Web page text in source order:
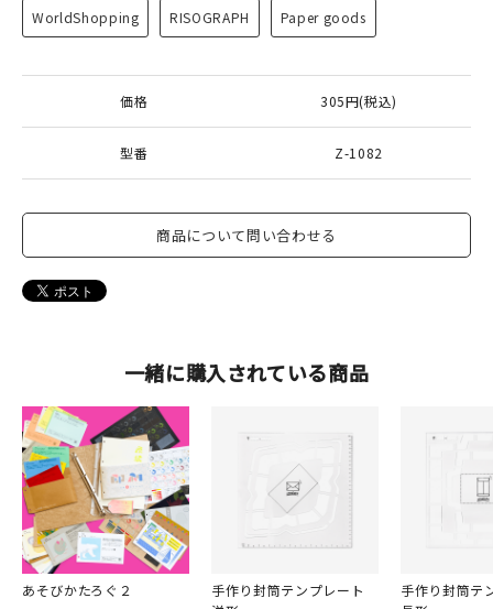
よくある質問
WorldShopping RISOGRAPH Paper goods
価格 305円(税込)
型番 Z-1082
商品について問い合わせる
一緒に購入されている商品
あそびかたろぐ２
手作り封筒テンプレート
手作り封筒